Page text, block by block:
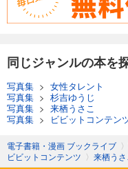
同じジャンルの本を
写真集 > 女性タレント
写真集 > 杉吉ゆうじ
写真集 > 来栖うさこ
写真集 > ビビットコンテン
電子書籍・漫画 ブックライブ 〉
ビビットコンテンツ 〉 来栖う